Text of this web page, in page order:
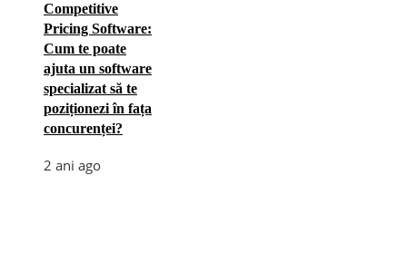
Competitive
Pricing Software:
Cum te poate
ajuta un software
specializat să te
poziționezi în fața
concurenței?
2 ani ago